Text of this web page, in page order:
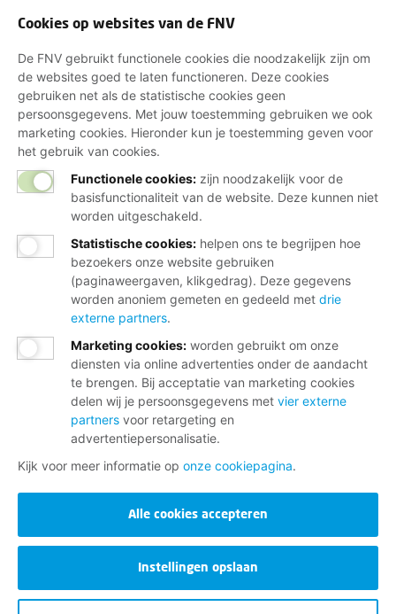
Cookies op websites van de FNV
De FNV gebruikt functionele cookies die noodzakelijk zijn om
de websites goed te laten functioneren. Deze cookies
gebruiken net als de statistische cookies geen
persoonsgegevens. Met jouw toestemming gebruiken we ook
marketing cookies. Hieronder kun je toestemming geven voor
het gebruik van cookies.
Functionele cookies: zijn noodzakelijk voor de
basisfunctionaliteit van de website. Deze kunnen niet
worden uitgeschakeld.
Statistische cookies: helpen ons te begrijpen hoe
bezoekers onze website gebruiken
(paginaweergaven, klikgedrag). Deze gegevens
worden anoniem gemeten en gedeeld met drie
externe partners.
Marketing cookies: worden gebruikt om onze
diensten via online advertenties onder de aandacht
te brengen. Bij acceptatie van marketing cookies
delen wij je persoonsgegevens met vier externe
partners voor retargeting en
advertentiepersonalisatie.
Kijk voor meer informatie op onze cookiepagina.
Alle cookies accepteren
Instellingen opslaan